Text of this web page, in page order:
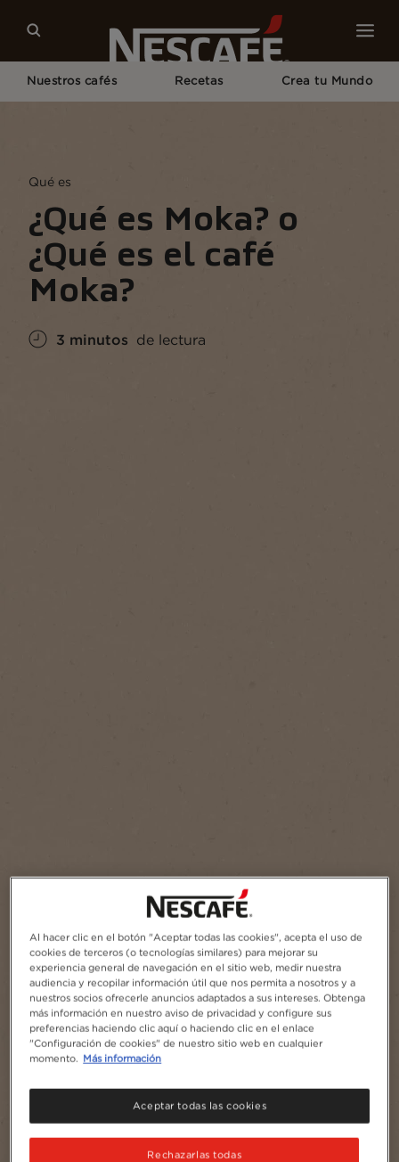
Nuestros cafés Recetas Crea tu Mundo
Qué es
¿Qué es Moka? o
¿Qué es el café
Moka?
3 minutos de lectura
Al hacer clic en el botón "Aceptar todas las cookies", acepta el uso de
cookies de terceros (o tecnologías similares) para mejorar su
experiencia general de navegación en el sitio web, medir nuestra
audiencia y recopilar información útil que nos permita a nosotros y a
nuestros socios ofrecerle anuncios adaptados a sus intereses. Obtenga
más información en nuestro aviso de privacidad y configure sus
preferencias haciendo clic aquí o haciendo clic en el enlace
"Configuración de cookies" de nuestro sitio web en cualquier
momento. Más información
Rechazarlas todas
Aceptar todas las cookies